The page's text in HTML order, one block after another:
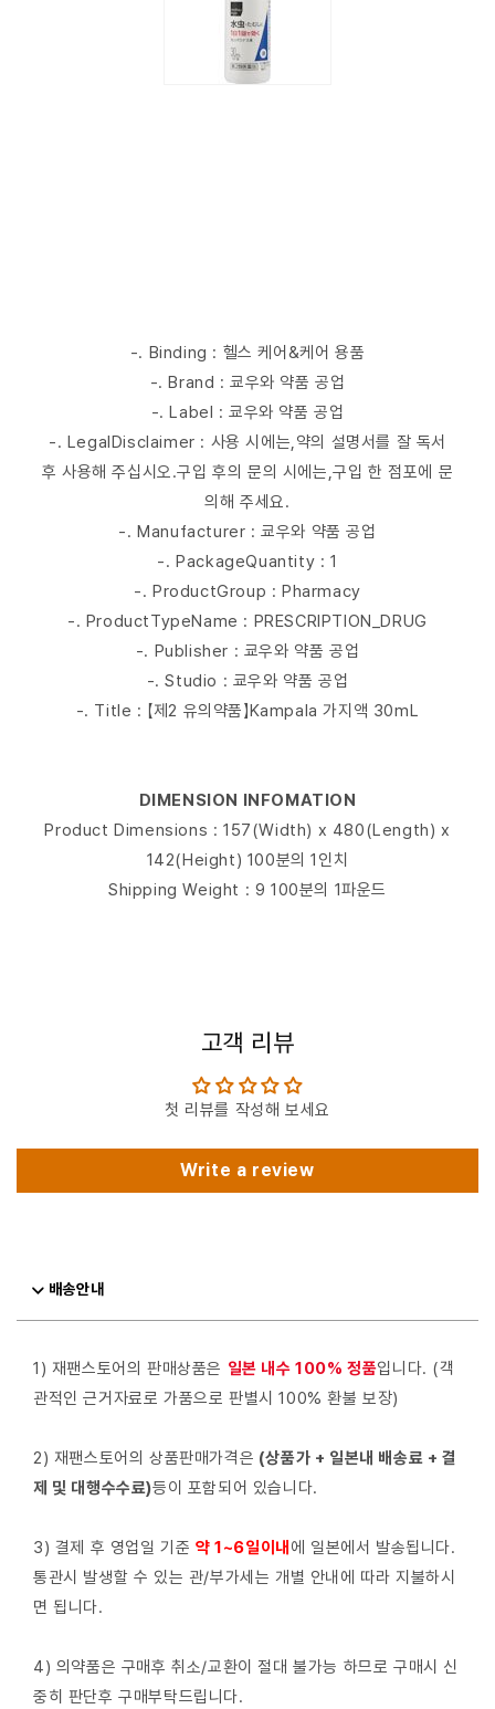
-. Binding : 헬스 케어&케어 용품
-. Brand : 쿄우와 약품 공업
-. Label : 쿄우와 약품 공업
-. LegalDisclaimer : 사용 시에는,약의 설명서를 잘 독서
후 사용해 주십시오.구입 후의 문의 시에는,구입 한 점포에 문
의해 주세요.
-. Manufacturer : 쿄우와 약품 공업
-. PackageQuantity : 1
-. ProductGroup : Pharmacy
-. ProductTypeName : PRESCRIPTION_DRUG
-. Publisher : 쿄우와 약품 공업
-. Studio : 쿄우와 약품 공업
-. Title : 【제2 유의약품】Kampala 가지액 30mL
DIMENSION INFOMATION
Product Dimensions : 157(Width) x 480(Length) x
142(Height) 100분의 1인치
Shipping Weight : 9 100분의 1파운드
고객 리뷰
첫 리뷰를 작성해 보세요
Write a review
배송안내
1) 재팬스토어의 판매상품은 일본 내수 100% 정품입니다. (객
관적인 근거자료로 가품으로 판별시 100% 환불 보장)
2) 재팬스토어의 상품판매가격은 (상품가 + 일본내 배송료 + 결
제 및 대행수수료)등이 포함되어 있습니다.
3) 결제 후 영업일 기준 약 1~6일이내 에 일본에서 발송됩니다.
통관시 발생할 수 있는 관/부가세는 개별 안내에 따라 지불하시
면 됩니다.
4) 의약품은 구매후 취소/교환이 절대 불가능 하므로 구매시 신
중히 판단후 구매부탁드립니다.